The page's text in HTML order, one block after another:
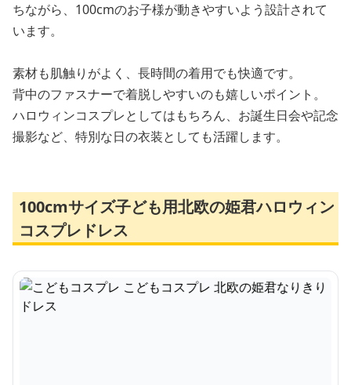
ちながら、100cmのお子様が動きやすいよう設計されて
います。
素材も肌触りがよく、長時間の着用でも快適です。
背中のファスナーで着脱しやすいのも嬉しいポイント。
ハロウィンコスプレとしてはもちろん、お誕生日会や記念
撮影など、特別な日の衣装としても活躍します。
100cmサイズ子ども用北欧の姫君ハロウィン
コスプレドレス